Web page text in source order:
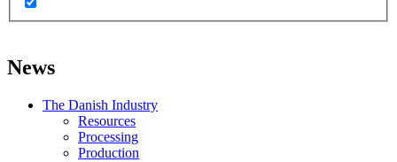
News
The Danish Industry
Resources
Processing
Production